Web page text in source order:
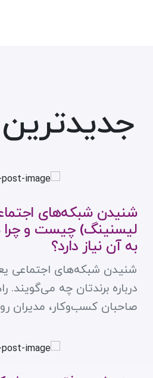
شنیدن شبکه‌های
لیسنینگ) چیست و
به آن نیاز دارد؟
شنیدن شبکه‌های اجتماعی
درباره برندتان چه می‌گویند.
صاحبان کسب‌وکار، مدیران